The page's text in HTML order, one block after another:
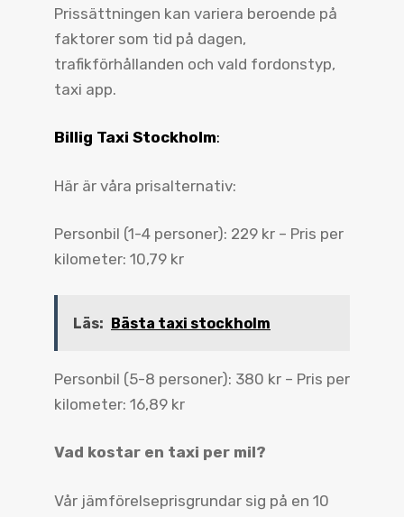
Prissättningen kan variera beroende på
faktorer som tid på dagen,
trafikförhållanden och vald fordonstyp,
taxi app.
Billig Taxi Stockholm:
Här är våra prisalternativ:
Personbil (1-4 personer): 229 kr – Pris per
kilometer: 10,79 kr
Läs: Bästa taxi stockholm
Personbil (5-8 personer): 380 kr – Pris per
kilometer: 16,89 kr
Vad kostar en taxi per mil?
Vår jämförelseprisgrundar sig på en 10